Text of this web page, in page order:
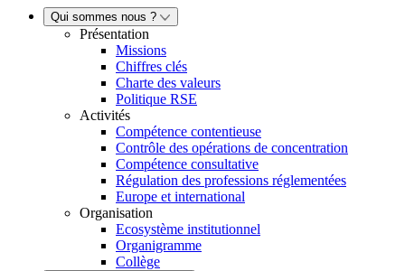
Qui sommes nous ?
Présentation
Missions
Chiffres clés
Charte des valeurs
Politique RSE
Activités
Compétence contentieuse
Contrôle des opérations de concentration
Compétence consultative
Régulation des professions réglementées
Europe et international
Organisation
Ecosystème institutionnel
Organigramme
Collège